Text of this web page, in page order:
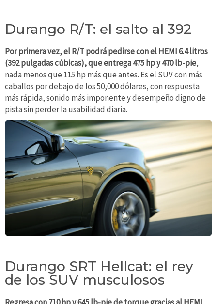
Durango R/T: el salto al 392
Por primera vez, el R/T podrá pedirse con el HEMI 6.4 litros
(392 pulgadas cúbicas), que entrega 475 hp y 470 lb-pie,
nada menos que 115 hp más que antes. Es el SUV con más
caballos por debajo de los 50,000 dólares, con respuesta
más rápida, sonido más imponente y desempeño digno de
pista sin perder la usabilidad diaria.
Durango SRT Hellcat: el rey
de los SUV musculosos